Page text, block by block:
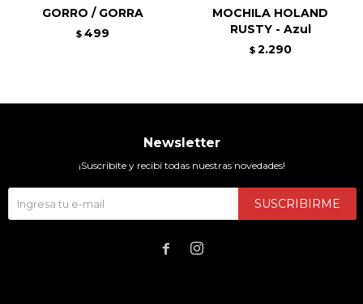
GORRO / GORRA
$ 499
MOCHILA HOLAND
RUSTY - Azul
$ 2.290
Newsletter
¡Suscribite y recibí todas nuestras novedades!
SUSCRIBIRME
 